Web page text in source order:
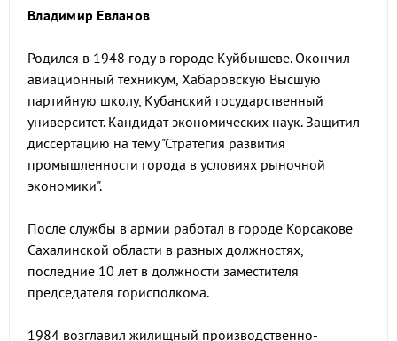
Владимир Евланов
Родился в 1948 году в городе Куйбышеве. Окончил
авиационный техникум, Хабаровскую Высшую
партийную школу, Кубанский государственный
университет. Кандидат экономических наук. Защитил
диссертацию на тему "Стратегия развития
промышленности города в условиях рыночной
экономики".
После службы в армии работал в городе Корсакове
Сахалинской области в разных должностях,
последние 10 лет в должности заместителя
председателя горисполкома.
1984 возглавил жилищный производственно-